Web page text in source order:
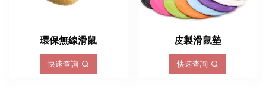
環保無線滑鼠
快速查詢
皮製滑鼠墊
快速查詢